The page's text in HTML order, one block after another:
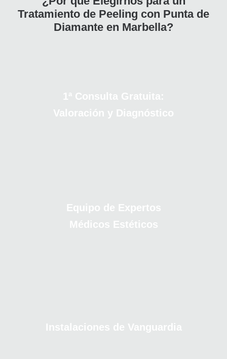
Tratamiento de Peeling con Punta de
Diamante en Marbella?
1ª Consulta Gratuita:
Valoración y Diagnóstico
Equipo de Expertos
Médicos Estéticos
Instalaciones de Vanguardia